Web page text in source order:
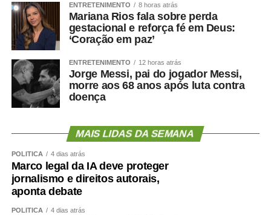
ENTRETENIMENTO 8 horas atrás
Mariana Rios fala sobre perda
gestacional e reforça fé em Deus:
‘Coração em paz’
ENTRETENIMENTO 12 horas atrás
Jorge Messi, pai do jogador Messi,
morre aos 68 anos após luta contra
doença
MAIS LIDAS DA SEMANA
POLÍTICA 4 dias atrás
Marco legal da IA deve proteger
jornalismo e direitos autorais,
aponta debate
POLÍTICA 4 dias atrás